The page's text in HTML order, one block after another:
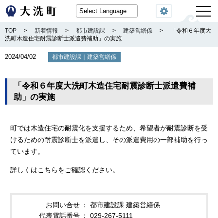
閲覧機能
TOP > 新着情報 > 都市建設課 > 建築営繕係 >
「令和６年度大
洗町木造住宅耐震診断士派遣費補助」の実施
2024/04/02 都市建設課 ｜建築営繕係
「令和６年度大洗町木造住宅耐震診断士派遣費補
助」の実施
町では木造住宅の耐震化を支援するため、希望者が耐震診断を受
けるための耐震診断士を派遣し、その派遣費用の一部補助を行っ
ています。
詳しくはこちらをご確認ください。
お問い合せ
都市建設課 建築営繕係
代表電話番号
029-267-5111